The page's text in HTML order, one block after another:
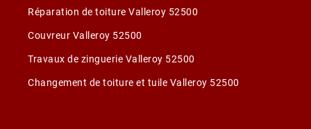
Réparation de toiture Valleroy 52500
Couvreur Valleroy 52500
Travaux de zinguerie Valleroy 52500
Changement de toiture et tuile Valleroy 52500